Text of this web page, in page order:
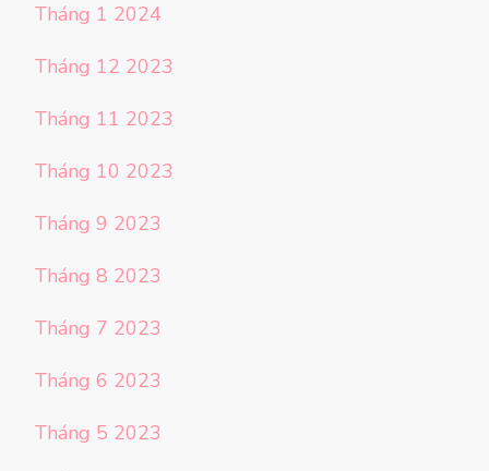
Tháng 1 2024
Tháng 12 2023
Tháng 11 2023
Tháng 10 2023
Tháng 9 2023
Tháng 8 2023
Tháng 7 2023
Tháng 6 2023
Tháng 5 2023